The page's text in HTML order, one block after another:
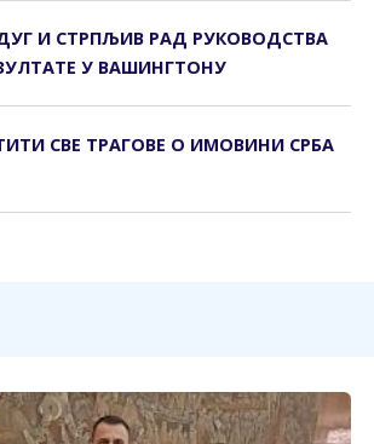
И СТРПЉИВ РАД РУКОВОДСТВА
У ВАШИНГТОНУ
СВЕ ТРАГОВЕ О ИМОВИНИ СРБА